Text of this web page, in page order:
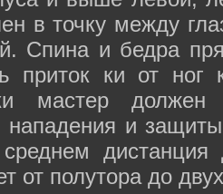
в точку между
Спина и бедра
приток ки от
мастер должен
нападения и
от полутора до